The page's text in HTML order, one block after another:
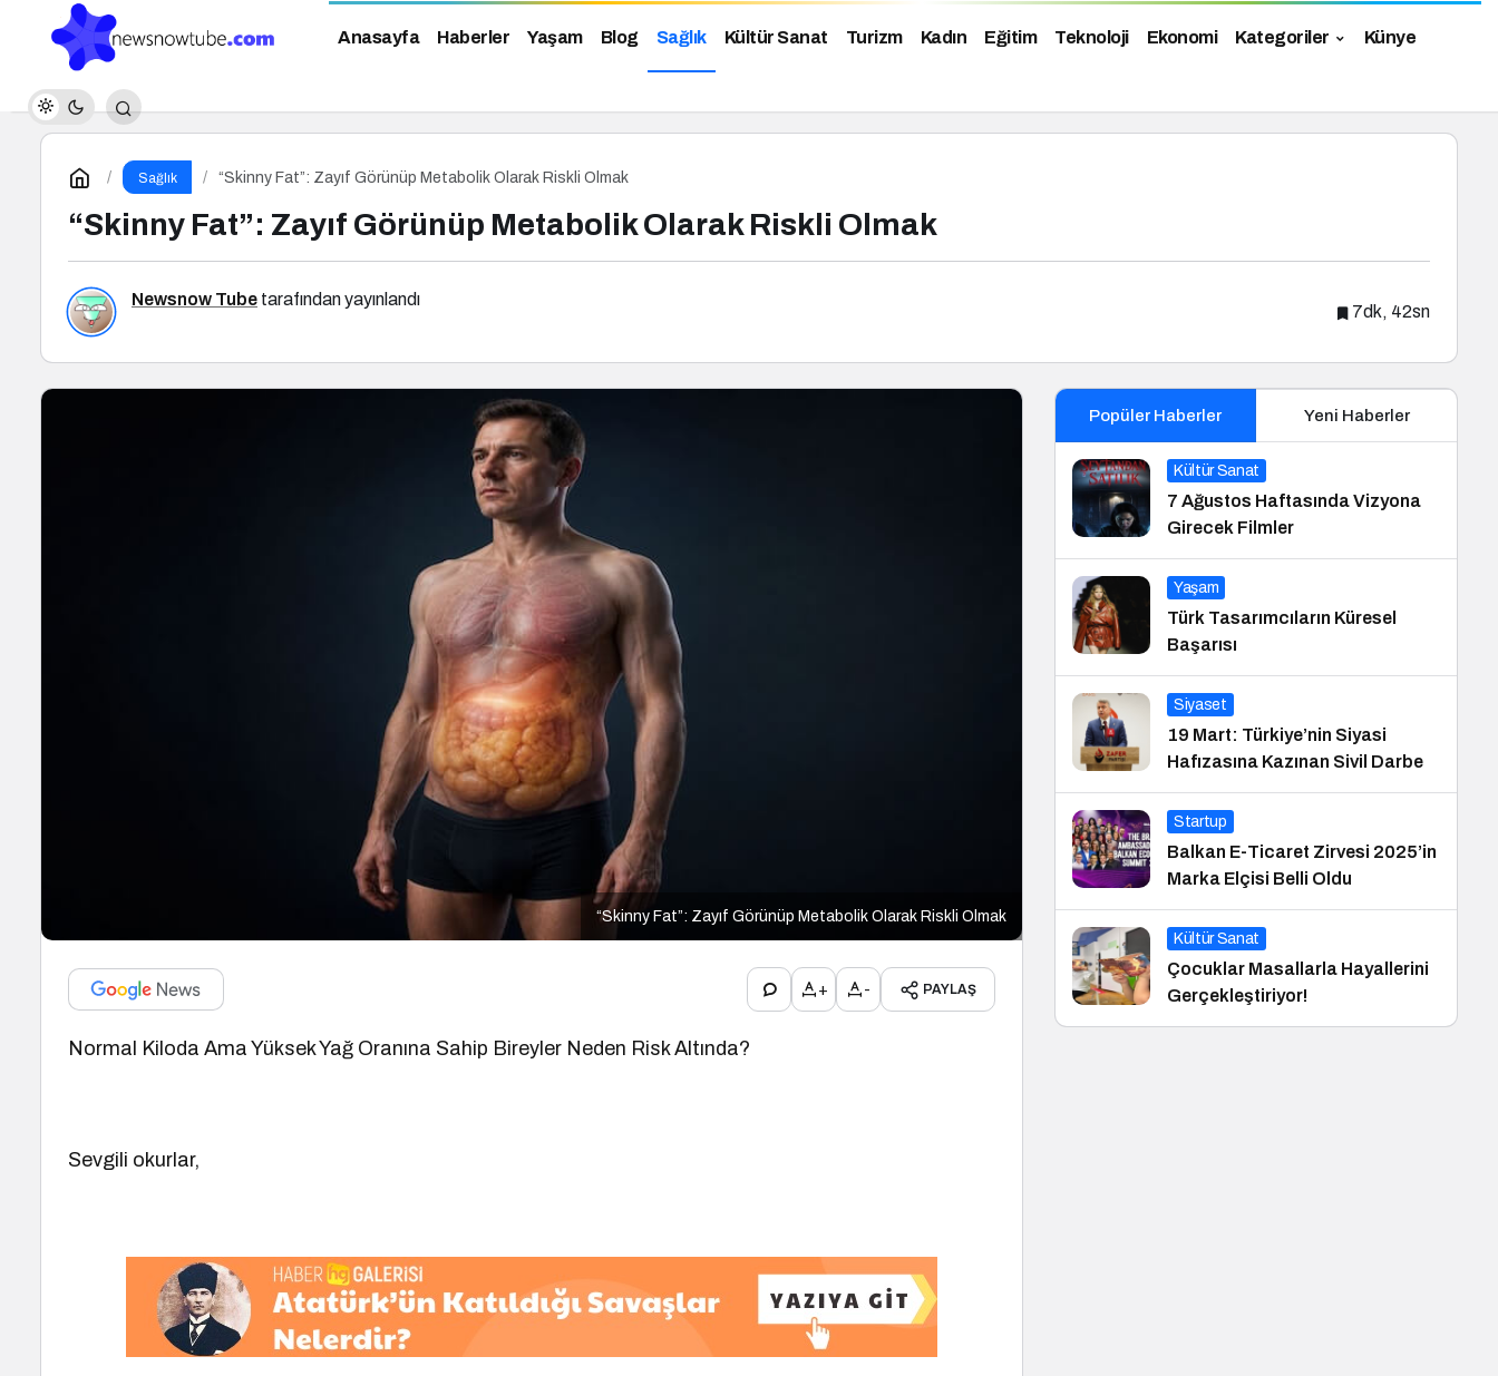
Anasayfa Haberler Yaşam Blog Sağlık Kültür Sanat Turizm Kadın Eğitim Teknoloji Ekonomi Kategoriler Künye
Sağlık “Skinny Fat”: Zayıf Görünüp Metabolik Olarak Riskli Olmak
“Skinny Fat”: Zayıf Görünüp Metabolik Olarak Riskli Olmak
Newsnow Tube tarafından yayınlandı
7dk, 42sn
“Skinny Fat”: Zayıf Görünüp Metabolik Olarak Riskli Olmak
+ - PAYLAŞ
Normal Kiloda Ama Yüksek Yağ Oranına Sahip Bireyler Neden Risk Altında?
Sevgili okurlar,
Popüler Haberler Yeni Haberler
Kültür Sanat
7 Ağustos Haftasında Vizyona
Girecek Filmler
Yaşam
Türk Tasarımcıların Küresel
Başarısı
Siyaset
19 Mart: Türkiye’nin Siyasi
Hafızasına Kazınan Sivil Darbe
Startup
Balkan E-Ticaret Zirvesi 2025’in
Marka Elçisi Belli Oldu
Kültür Sanat
Çocuklar Masallarla Hayallerini
Gerçekleştiriyor!